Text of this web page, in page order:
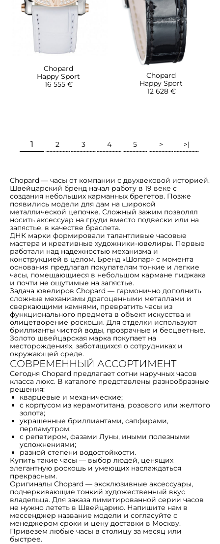
Chopard
Happy Sport
16 555 €
Chopard
Happy Sport
12 628 €
1 2 3 4 5 > >|
Chopard — часы от компании с двухвековой историей.
Швейцарский бренд начал работу в 19 веке с
создания небольших карманных брегетов. Позже
появились модели для дам на широкой
металлической цепочке. Сложный зажим позволял
носить аксессуар на груди вместо подвески или на
запястье, в качестве браслета.
ДНК марки формировали талантливые часовые
мастера и креативные художники-ювелиры. Первые
работали над надежностью механизма и
конструкцией в целом. Бренд «Шопар» с момента
основания предлагал покупателям тонкие и легкие
часы, помещающиеся в небольшом кармане пиджака
и почти не ощутимые на запястье.
Задача ювелиров Chopard — гармонично дополнить
сложные механизмы драгоценными металлами и
сверкающими камнями, превратить часы из
функционального предмета в объект искусства и
олицетворение роскоши. Для отделки используют
бриллианты чистой воды, прозрачные и бесцветные.
Золото швейцарская марка покупает на
месторождениях, заботящихся о сотрудниках и
окружающей среде.
СОВРЕМЕННЫЙ АССОРТИМЕНТ
Сегодня Chopard предлагает сотни наручных часов
класса люкс. В каталоге представлены разнообразные
решения:
кварцевые и механические;
с корпусом из керамотитана, розового или желтого
золота;
украшенные бриллиантами, сапфирами,
перламутром;
с репетиром, фазами Луны, иными полезными
усложнениями;
разной степени водостойкости.
Купить такие часы — выбор людей, ценящих
элегантную роскошь и умеющих наслаждаться
прекрасным.
Оригиналы Chopard — эксклюзивные аксессуары,
подчеркивающие тонкий художественный вкус
владельца. Для заказа лимитированной серии часов
не нужно лететь в Швейцарию. Напишите нам в
мессенджер название модели и согласуйте с
менеджером сроки и цену доставки в Москву.
Привезем любые часы в столицу за месяц или
быстрее.